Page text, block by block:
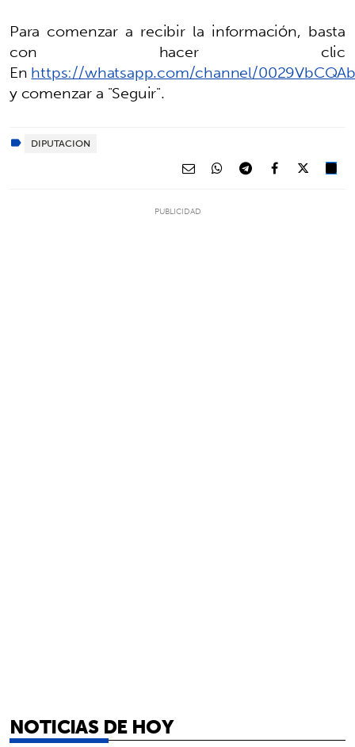
Para comenzar a recibir la información, basta
con hacer clic
Enhttps://whatsapp.com/channel/
y comenzar a "Seguir".
DIPUTACION
NOTICIAS DE HOY